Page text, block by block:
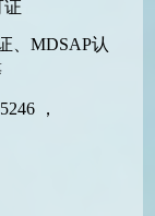
证
、MDSAP认
，